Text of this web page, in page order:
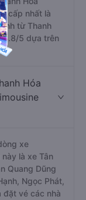
cấp nhất là
từ Thanh
4.8/5 dựa trên
Hóa
xe
là xe Tân
Quang Dũng
Ngọc Phát,
đặt vé các nhà